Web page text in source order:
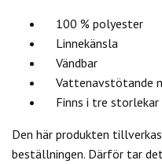
100 % polyester
Linnekänsla
Vändbar
Vattenavstötande
Finns i tre storlekar
Den här produkten
beställningen. Därför tar